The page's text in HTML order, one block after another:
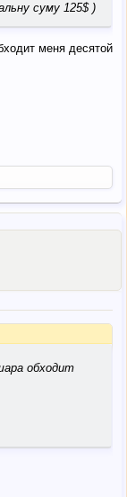
суму 125$ )
меня десятой
обходит